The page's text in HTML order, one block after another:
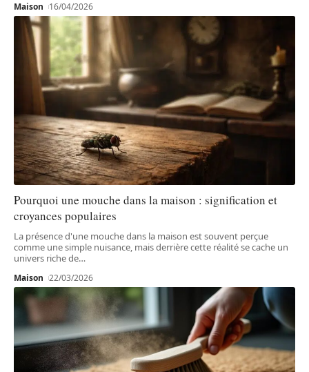
Maison 16/04/2026
Pourquoi une mouche dans la maison : signification et
croyances populaires
La présence d'une mouche dans la maison est souvent perçue
comme une simple nuisance, mais derrière cette réalité se cache un
univers riche de…
Maison 22/03/2026